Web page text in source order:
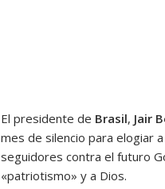
El presidente de Brasil, Jair
mes de silencio para elogiar
seguidores contra el futuro
«patriotismo» y a Dios.